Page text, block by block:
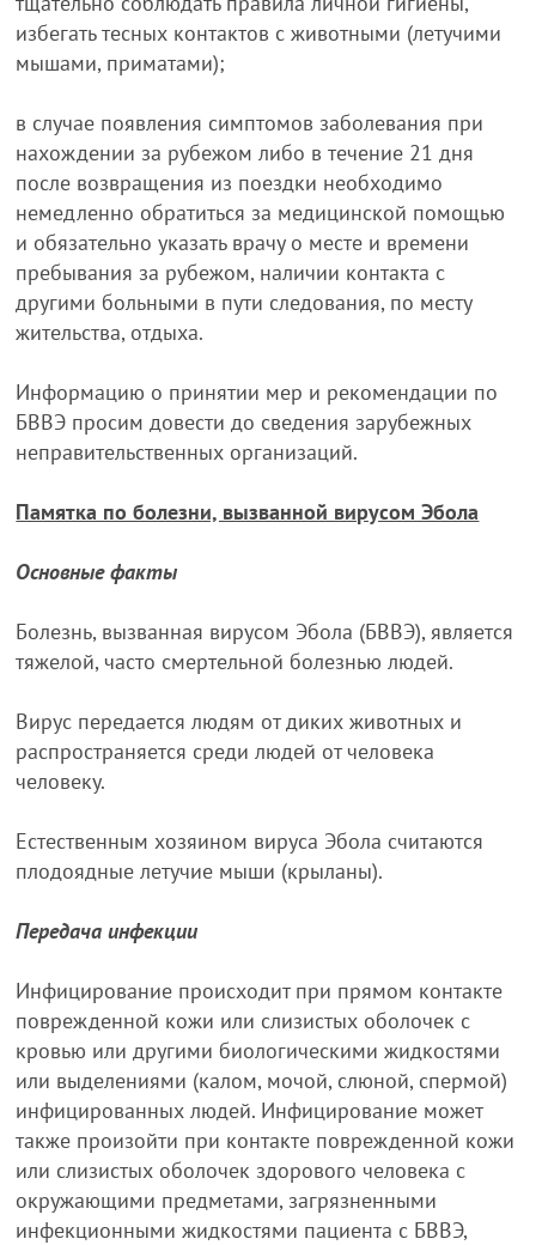
избегать тесных контактов с животными (летучими
мышами, приматами);
в случае появления симптомов заболевания при
нахождении за рубежом либо в течение 21 дня
после возвращения из поездки необходимо
немедленно обратиться за медицинской помощью
и обязательно указать врачу о месте и времени
пребывания за рубежом, наличии контакта с
другими больными в пути следования, по месту
жительства, отдыха.
Информацию о принятии мер и рекомендации по
БВВЭ просим довести до сведения зарубежных
неправительственных организаций.
Памятка по болезни, вызванной вирусом Эбола
Основные факты
Болезнь, вызванная вирусом Эбола (БВВЭ), является
тяжелой, часто смертельной болезнью людей.
Вирус передается людям от диких животных и
распространяется среди людей от человека
человеку.
Естественным хозяином вируса Эбола считаются
плодоядные летучие мыши (крыланы).
Передача инфекции
Инфицирование происходит при прямом контакте
поврежденной кожи или слизистых оболочек с
кровью или другими биологическими жидкостями
или выделениями (калом, мочой, слюной, спермой)
инфицированных людей. Инфицирование может
также произойти при контакте поврежденной кожи
или слизистых оболочек здорового человека с
окружающими предметами, загрязненными
инфекционными жидкостями пациента с БВВЭ,